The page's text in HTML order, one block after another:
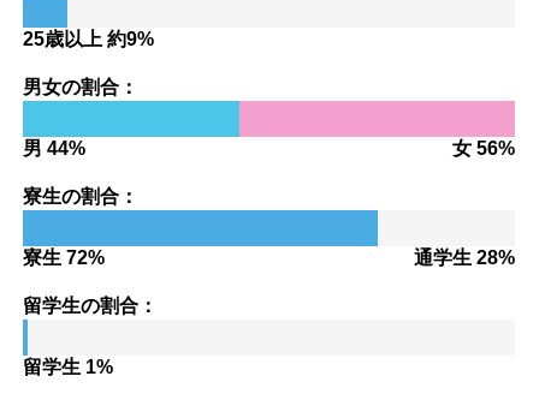
25歳以上 約9%
男女の割合：
男 44% 女 56%
寮生の割合：
寮生 72% 通学生 28%
留学生の割合：
留学生 1%